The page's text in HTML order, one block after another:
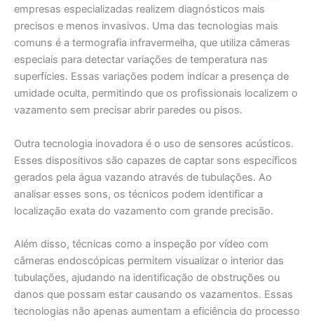
empresas especializadas realizem diagnósticos mais
precisos e menos invasivos. Uma das tecnologias mais
comuns é a termografia infravermelha, que utiliza câmeras
especiais para detectar variações de temperatura nas
superfícies. Essas variações podem indicar a presença de
umidade oculta, permitindo que os profissionais localizem o
vazamento sem precisar abrir paredes ou pisos.
Outra tecnologia inovadora é o uso de sensores acústicos.
Esses dispositivos são capazes de captar sons específicos
gerados pela água vazando através de tubulações. Ao
analisar esses sons, os técnicos podem identificar a
localização exata do vazamento com grande precisão.
Além disso, técnicas como a inspeção por vídeo com
câmeras endoscópicas permitem visualizar o interior das
tubulações, ajudando na identificação de obstruções ou
danos que possam estar causando os vazamentos. Essas
tecnologias não apenas aumentam a eficiência do processo